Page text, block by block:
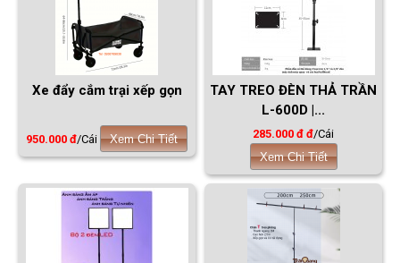
Xe đẩy cắm trại xếp gọn
950.000 đ/Cái Xem Chi Tiết
TAY TREO ĐÈN THẢ TRẦN
L-600D |...
285.000 đ đ/Cái
Xem Chi Tiết